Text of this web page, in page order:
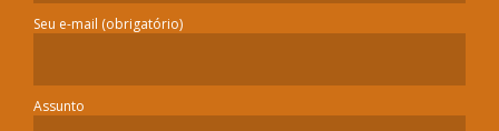
Seu e-mail (obrigatório)
Assunto